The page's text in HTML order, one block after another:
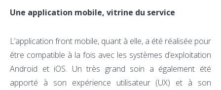
Une application mobile, vitrine du service
L’application front mobile, quant à elle, a été réalisée pour
être compatible à la fois avec les systèmes d’exploitation
Android et iOS. Un très grand soin a également été
apporté à son expérience utilisateur (UX) et à son